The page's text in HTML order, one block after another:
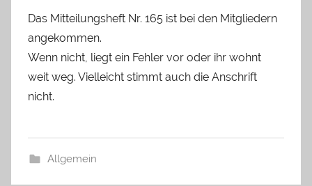
Das Mitteilungsheft Nr. 165 ist bei den Mitgliedern
angekommen.
Wenn nicht, liegt ein Fehler vor oder ihr wohnt
weit weg. Vielleicht stimmt auch die Anschrift
nicht.
Allgemein